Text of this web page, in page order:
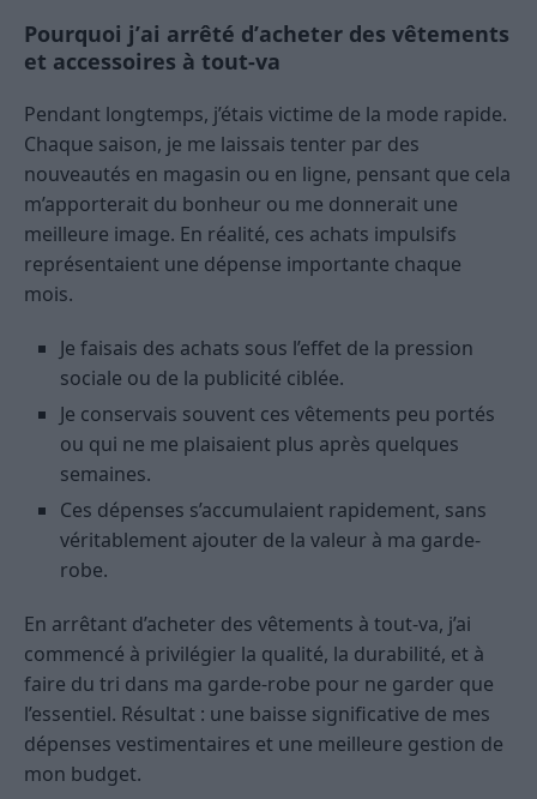
Pourquoi j’ai arrêté d’acheter des vêtements
et accessoires à tout-va
Pendant longtemps, j’étais victime de la mode rapide.
Chaque saison, je me laissais tenter par des
nouveautés en magasin ou en ligne, pensant que cela
m’apporterait du bonheur ou me donnerait une
meilleure image. En réalité, ces achats impulsifs
représentaient une dépense importante chaque
mois.
Je faisais des achats sous l’effet de la pression
sociale ou de la publicité ciblée.
Je conservais souvent ces vêtements peu portés
ou qui ne me plaisaient plus après quelques
semaines.
Ces dépenses s’accumulaient rapidement, sans
véritablement ajouter de la valeur à ma garde-
robe.
En arrêtant d’acheter des vêtements à tout-va, j’ai
commencé à privilégier la qualité, la durabilité, et à
faire du tri dans ma garde-robe pour ne garder que
l’essentiel. Résultat : une baisse significative de mes
dépenses vestimentaires et une meilleure gestion de
mon budget.